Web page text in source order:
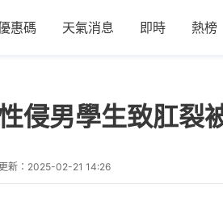
惠碼 天氣消息 即時 熱榜
侵男學生致肛
新： 2025-02-21 14:26